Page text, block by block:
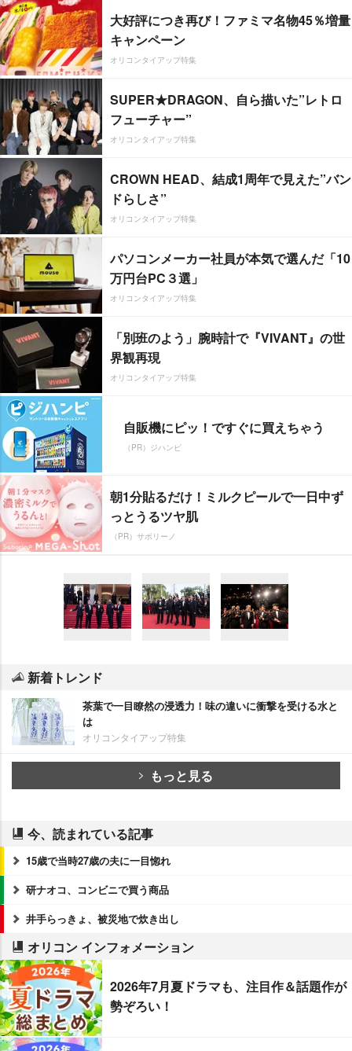
大好評につき再び！ファミマ名物45％増量
キャンペーン
オリコンタイアップ特集
SUPER★DRAGON、自ら描いた”レトロ
フューチャー”
オリコンタイアップ特集
CROWN HEAD、結成1周年で見えた”バン
ドらしさ”
オリコンタイアップ特集
パソコンメーカー社員が本気で選んだ「10
万円台PC３選」
オリコンタイアップ特集
「別班のよう」腕時計で『VIVANT』の世
界観再現
オリコンタイアップ特集
自販機にピッ！ですぐに買えちゃう
（PR）ジハンピ
朝1分貼るだけ！ミルクピールで一日中ず
っとうるツヤ肌
（PR）サボリーノ
新着トレンド
茶葉で一目瞭然の浸透力！味の違いに衝撃を受ける水と
は
オリコンタイアップ特集
もっと見る
今、読まれている記事
15歳で当時27歳の夫に一目惚れ
研ナオコ、コンビニで買う商品
井手らっきょ、被災地で炊き出し
オリコン インフォメーション
2026年7月夏ドラマも、注目作＆話題作が
勢ぞろい！